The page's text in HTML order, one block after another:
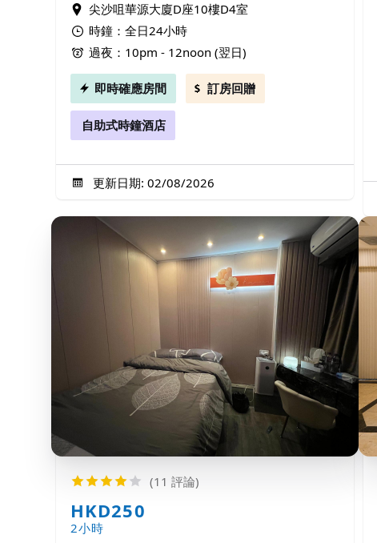
尖沙咀華源大廈D座10樓D4室
時鐘：全日24小時
過夜：10pm - 12noon (翌日)
即時確應房間 訂房回贈
自助式時鐘酒店
更新日期: 02/08/2026
(11 評論)
HKD250
2小時